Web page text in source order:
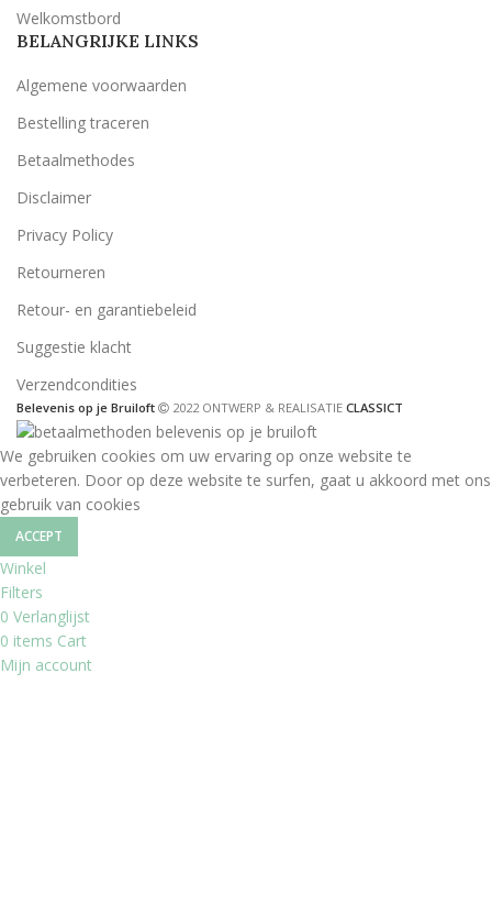
Welkomstbord
BELANGRIJKE LINKS
Algemene voorwaarden
Bestelling traceren
Betaalmethodes
Disclaimer
Privacy Policy
Retourneren
Retour- en garantiebeleid
Suggestie klacht
Verzendcondities
Belevenis op je Bruiloft 2022 ONTWERP & REALISATIE CLASSICT
We gebruiken cookies om uw ervaring op onze website te
verbeteren. Door op deze website te surfen, gaat u akkoord met ons
gebruik van cookies
ACCEPT
Winkel
Filters
0 Verlanglijst
0 items Cart
Mijn account